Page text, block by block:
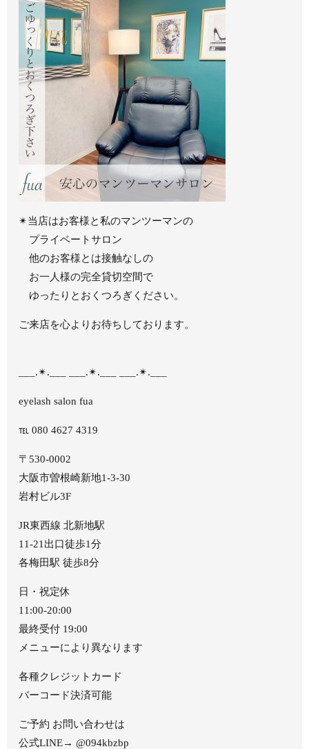
✴︎当店はお客様と私のマンツーマンの
プライベートサロン
他のお客様とは接触なしの
お一人様の完全貸切空間で
ゆったりとおくつろぎください。
ご来店を心よりお待ちしております。
___.✴︎.___ ___.✴︎.___ ___.✴︎.___
eyelash salon fua
℡ 080 4627 4319
〒530-0002
大阪市曽根崎新地1-3-30
岩村ビル3F
JR東西線 北新地駅
11-21出口徒歩1分
各梅田駅 徒歩8分
日・祝定休
11:00-20:00
最終受付 19:00
メニューにより異なります
各種クレジットカード
バーコード決済可能
ご予約 お問い合わせは
公式LINE→ @094kbzbp